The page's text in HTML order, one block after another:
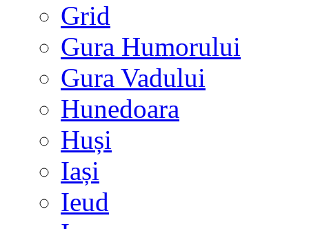
Grid
Gura Humorului
Gura Vadului
Hunedoara
Huși
Iași
Ieud